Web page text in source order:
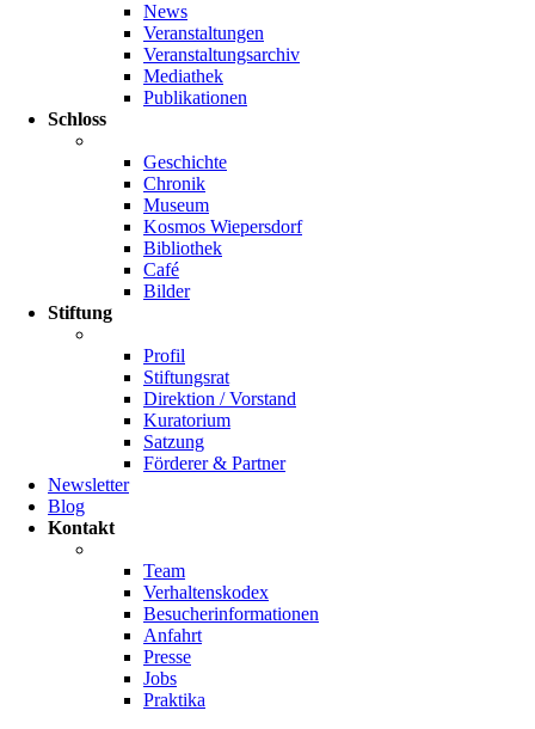
News
Veranstaltungen
Veranstaltungsarchiv
Mediathek
Publikationen
Schloss
Geschichte
Chronik
Museum
Kosmos Wiepersdorf
Bibliothek
Café
Bilder
Stiftung
Profil
Stiftungsrat
Direktion / Vorstand
Kuratorium
Satzung
Förderer & Partner
Newsletter
Blog
Kontakt
Team
Verhaltenskodex
Besucherinformationen
Anfahrt
Presse
Jobs
Praktika